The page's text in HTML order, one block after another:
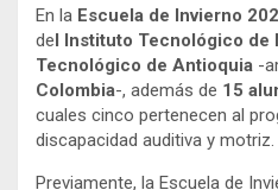
En la Escuela de Invierno
del Instituto Tecnológico de
Tecnológico de Antioquia -
Colombia-, además de 15
cuales cinco pertenecen al
discapacidad auditiva y motriz.
Previamente, la Escuela de